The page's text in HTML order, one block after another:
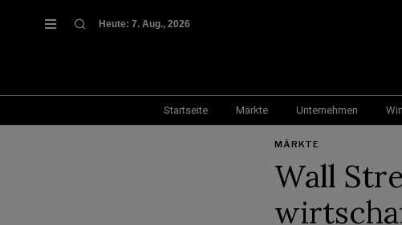
Heute: 7. Aug., 2026
Startseite Märkte Unternehmen
MÄRKTE
Wall